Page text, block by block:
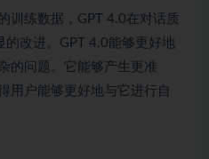
训练数据，GPT 4.0在对话质
的改进。GPT 4.0能够更好地
的问题。它能够产生更准
用户能够更好地与它进行自